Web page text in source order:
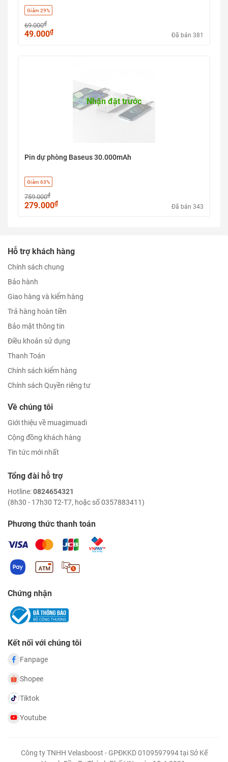
Giảm 29%
69.000₫
49.000₫ Đã bán 381
Nhận đặt trước
Pin dự phòng Baseus 30.000mAh
Giảm 63%
759.000₫
279.000₫ Đã bán 343
Hỗ trợ khách hàng
Chính sách chung
Bảo hành
Giao hàng và kiểm hàng
Trả hàng hoàn tiền
Bảo mật thông tin
Điều khoản sử dụng
Thanh Toán
Chính sách kiểm hàng
Chính sách Quyền riêng tư
Về chúng tôi
Giới thiệu về muagimuadi
Cộng đồng khách hàng
Tin tức mới nhất
Tổng đài hỗ trợ
Hotline:0824654321
(8h30 - 17h30 T2-T7, hoặc số 0357883411)
Phương thức thanh toán
Chứng nhận
Kết nối với chúng tôi
Fanpage
Shopee
Tiktok
Youtube
Công ty TNHH Velasboost - GPĐKKD 0109597994 tại Sở Kế